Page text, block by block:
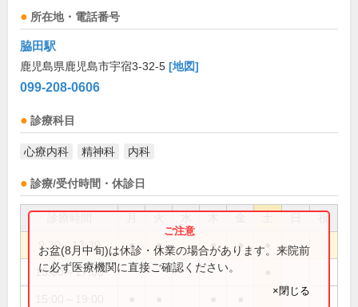
所在地・電話番号
脇田駅
鹿児島県鹿児島市宇宿3-32-5 [地図]
099-208-0606
診療科目
心療内科 精神科 内科
診療/受付時間・休診日
祝
9:30～13:30 ● ● ● ●
15:00～17:00
お盆(8月中旬)は休診・休業の場合があります。来院前
に必ず医療機関に直接ご確認ください。
×閉じる